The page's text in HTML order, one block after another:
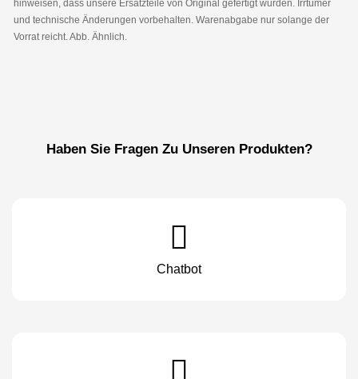
hinweisen, dass unsere Ersatzteile von Original gefertigt wurden. Irrtümer
und technische Änderungen vorbehalten. Warenabgabe nur solange der
Vorrat reicht. Abb. Ähnlich.
Haben Sie Fragen Zu Unseren Produkten?
Chatbot